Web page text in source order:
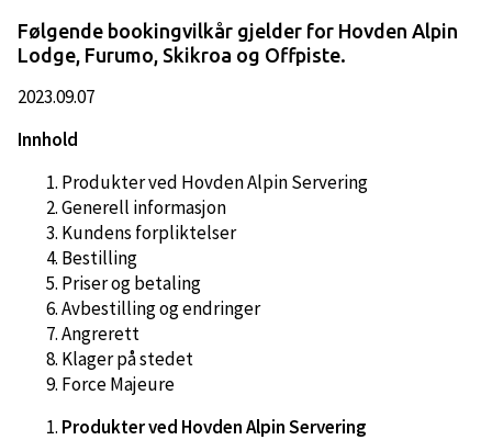
Følgende bookingvilkår gjelder for Hovden Alpin
Lodge, Furumo, Skikroa og Offpiste.
2023.09.07
Innhold
Produkter ved Hovden Alpin Servering
Generell informasjon
Kundens forpliktelser
Bestilling
Priser og betaling
Avbestilling og endringer
Angrerett
Klager på stedet
Force Majeure
Produkter ved Hovden Alpin Servering